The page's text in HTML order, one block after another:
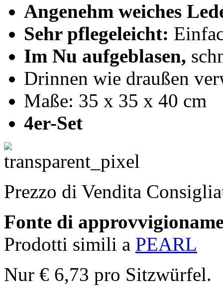
Angenehm weiches
Sehr pflegeleicht:
Im Nu aufgeblasen,
Drinnen wie draußen
Maße: 35 x 35 x 40 cm
4er-Set
Prezzo di Vendita
Fonte di
Prodotti simili a PEARL
Nur € 6,73 pro Sitzwürfel.